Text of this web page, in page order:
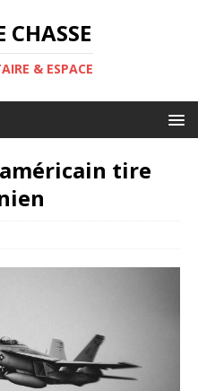
& ESPACE
tire